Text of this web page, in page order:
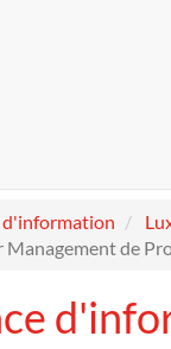
d'information
de